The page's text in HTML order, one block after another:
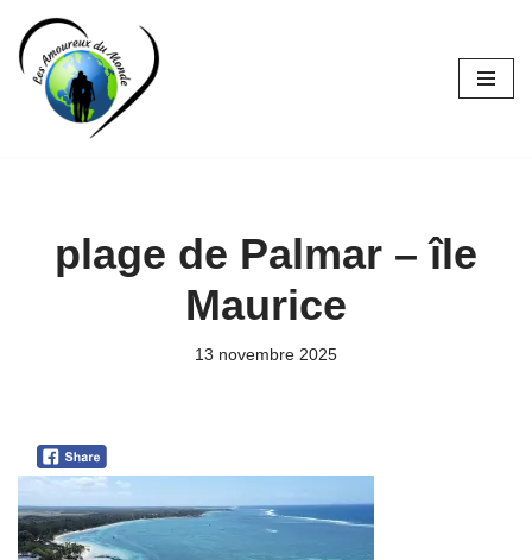
Aller
contenu
plage de Palmar – île
Maurice
13 novembre 2025